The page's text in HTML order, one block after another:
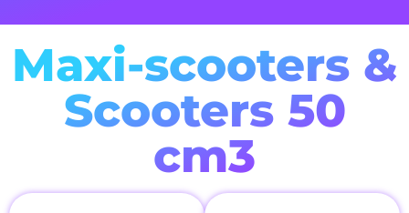
Maxi-scooters &
Scooters 50
cm3